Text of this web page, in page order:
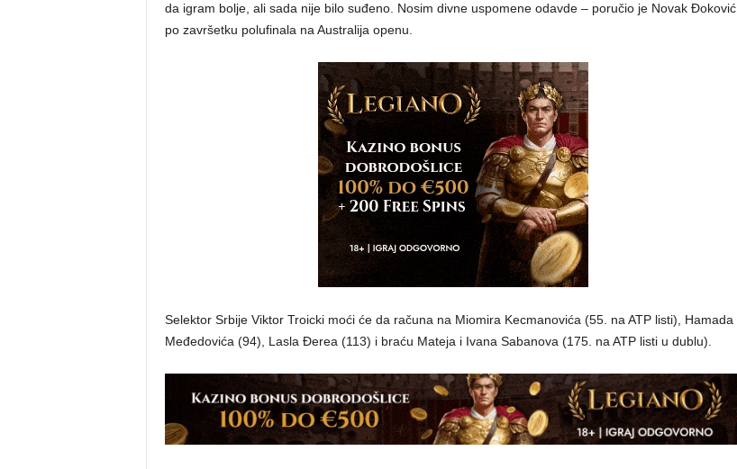
da igram bolje, ali sada nije bilo suđeno. Nosim divne uspomene odavde – poručio je Novak Đoković
po završetku polufinala na Australija openu.
Selektor Srbije Viktor Troicki moći će da računa na Miomira Kecmanovića (55. na ATP listi), Hamada
Međedovića (94), Lasla Đerea (113) i braću Mateja i Ivana Sabanova (175. na ATP listi u dublu).